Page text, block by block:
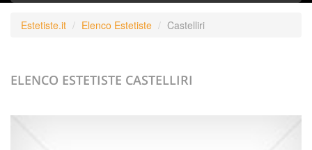
Estetiste.it Elenco Estetiste Castelliri
ELENCO ESTETISTE CASTELLIRI